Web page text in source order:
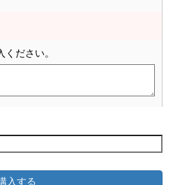
ださい。